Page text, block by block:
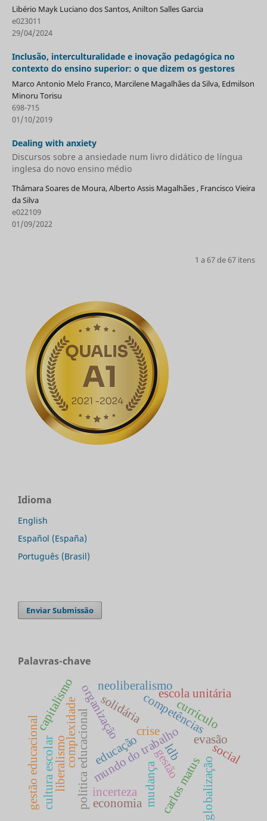
Libério Mayk Luciano dos Santos, Anilton Salles Garcia
e023011
29/04/2024
Inclusão, interculturalidade e inovação pedagógica no
contexto do ensino superior: o que dizem os gestores
Marco Antonio Melo Franco, Marcilene Magalhães da Silva, Edmilson
Minoru Torisu
698-715
01/10/2019
Dealing with anxiety
Discursos sobre a ansiedade num livro didático de língua
inglesa do novo ensino médio
Thâmara Soares de Moura, Alberto Assis Magalhães , Francisco Vieira
da Silva
e022109
01/09/2022
1 a 67 de 67 itens
Idioma
English
Español (España)
Português (Brasil)
Enviar Submissão
Palavras-chave
competências
educação
mundo do trabalho
política educacional carlos matus
gestão
complexidade
incerteza
crise
mudança
organização
liberalismo globalização
neoliberalismo
economia
capitalismo
social
solidária escola unitária
ldb
currículo
cultura escolar evasão
gestão educacional